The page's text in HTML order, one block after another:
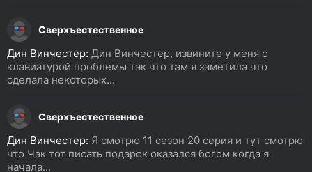
Сверхъестественное
Дин Винчестер: Дин Винчестер, извините у меня с
клавиатурой проблемы так что там я заметила что
сделала некоторых...
Сверхъестественное
Дин Винчестер: Я смотрю 11 сезон 20 серия и тут смотрю
что Чак тот писать подарок оказался богом когда я
начала...